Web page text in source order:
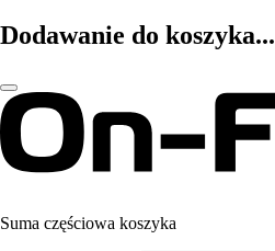
Dodawanie do koszyka...
Suma częściowa koszyka